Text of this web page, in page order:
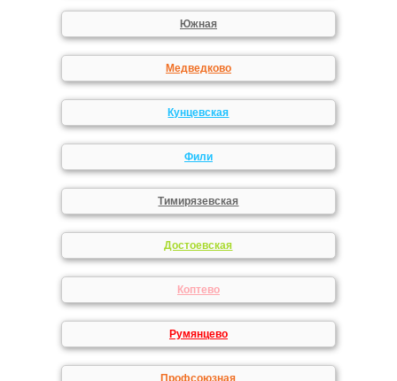
Южная
Медведково
Кунцевская
Фили
Тимирязевская
Достоевская
Коптево
Румянцево
Профсоюзная